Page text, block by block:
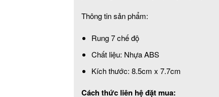
Thông tin sản phẩm:
Rung 7 chế độ
Chất liệu: Nhựa ABS
Kích thước: 8.5cm x 7.7cm
Cách thức liên hệ đặt mua: